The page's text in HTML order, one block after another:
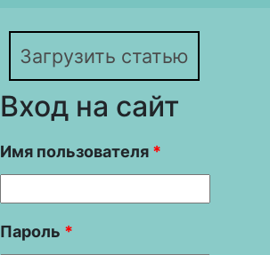
Загрузить статью
Вход на сайт
Имя пользователя *
Пароль *